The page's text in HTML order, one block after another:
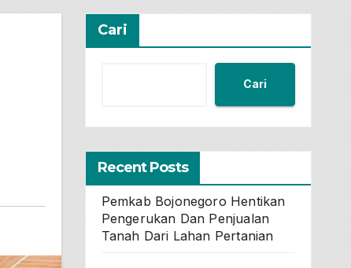
Cari
Cari
Recent Posts
Pemkab Bojonegoro Hentikan
Pengerukan Dan Penjualan
Tanah Dari Lahan Pertanian